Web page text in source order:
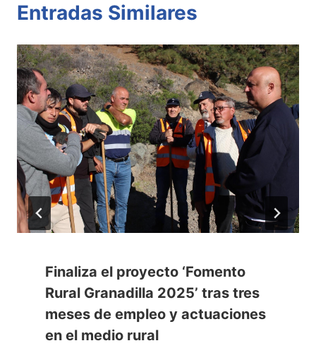
Entradas Similares
Finaliza el proyecto ‘Fomento
Rural Granadilla 2025’ tras tres
meses de empleo y actuaciones
en el medio rural